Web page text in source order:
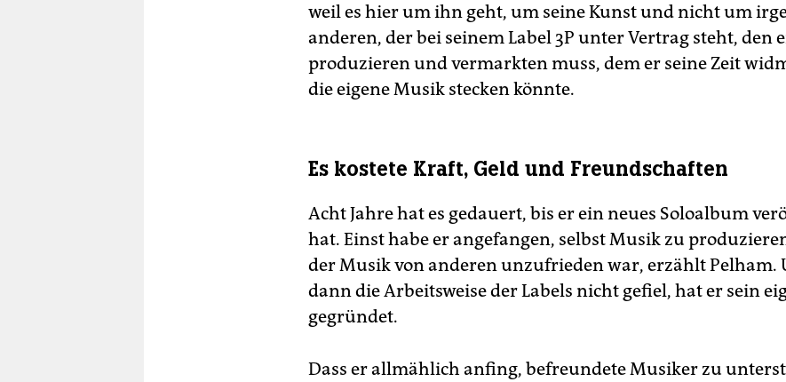
weil es hier um ihn geht, um seine Kunst und nicht um
anderen, der bei seinem Label 3P unter Vertrag steht, den
produzieren und vermarkten muss, dem er seine Zeit
die eigene Musik stecken könnte.
Es kostete Kraft, Geld und Freundschaften
Acht Jahre hat es gedauert, bis er ein neues Soloalbum
hat. Einst habe er angefangen, selbst Musik zu
der Musik von anderen unzufrieden war, erzählt Pelham.
dann die Arbeitsweise der Labels nicht gefiel, hat er sein
gegründet.
Dass er allmählich anfing, befreundete Musiker zu